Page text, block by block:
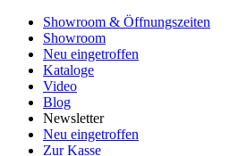
Showroom & Öffnungszeiten
Showroom
Neu eingetroffen
Kataloge
Video
Blog
Newsletter
Neu eingetroffen
Zur Kasse